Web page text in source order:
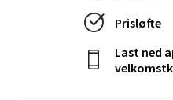
Prisløfte
Last ned
Ålesund - Thon